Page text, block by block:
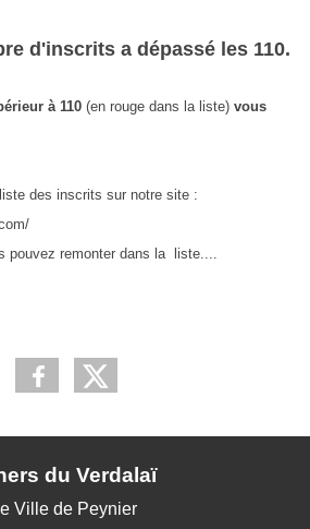
d'inscrits a dépassé les 110.
à 110 (en rouge dans la liste) vous
des inscrits sur notre site :
pouvez remonter dans la liste....
du Verdalaï
Ville de Peynier